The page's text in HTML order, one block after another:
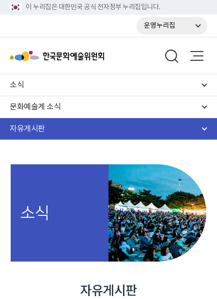
이 누리집은 대한민국 공식 전자정부 누리집입니다.
운영누리집
소식
문화예술계 소식
자유게시판
소식
자유게시판